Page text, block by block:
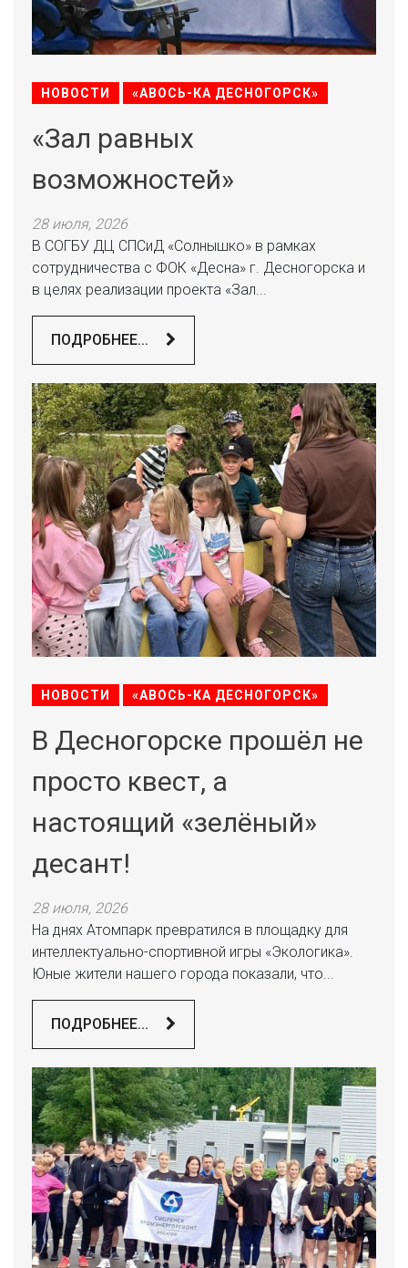
НОВОСТИ «АВОСЬ-КА ДЕСНОГОРСК»
«Зал равных
возможностей»
28 июля, 2026
В СОГБУ ДЦ СПСиД «Солнышко» в рамках
сотрудничества с ФОК «Десна» г. Десногорска и
в целях реализации проекта «Зал...
ПОДРОБНЕЕ...
НОВОСТИ «АВОСЬ-КА ДЕСНОГОРСК»
В Десногорске прошёл не
просто квест, а
настоящий «зелёный»
десант!
28 июля, 2026
На днях Атомпарк превратился в площадку для
интеллектуально-спортивной игры «Экологика».
Юные жители нашего города показали, что...
ПОДРОБНЕЕ...